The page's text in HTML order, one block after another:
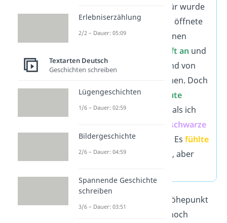
Das Kratzen an der Tür wurde
lauterund schließlich öffnete
sich die Tür einen kleinen
Ich hielt die Luft an und
spürte
den kalten Wind von
draußen hereinkommen. Doch
was war das?
Ich traute
meinen Augen nicht
, als ich
schwarze
Hundenaseerblickte . Es fühlte
sich an wie ein Traum, aber
Um den Höhepunkt
der Erlebniserzählung noch
Erlebniserzählung
2/2 – Dauer: 05:09
Textarten Deutsch
Geschichten schreiben
Lügengeschichten
1/6 – Dauer: 02:59
Bildergeschichte
2/6 – Dauer: 04:59
Spannende Geschichte
schreiben
3/6 – Dauer: 03:51